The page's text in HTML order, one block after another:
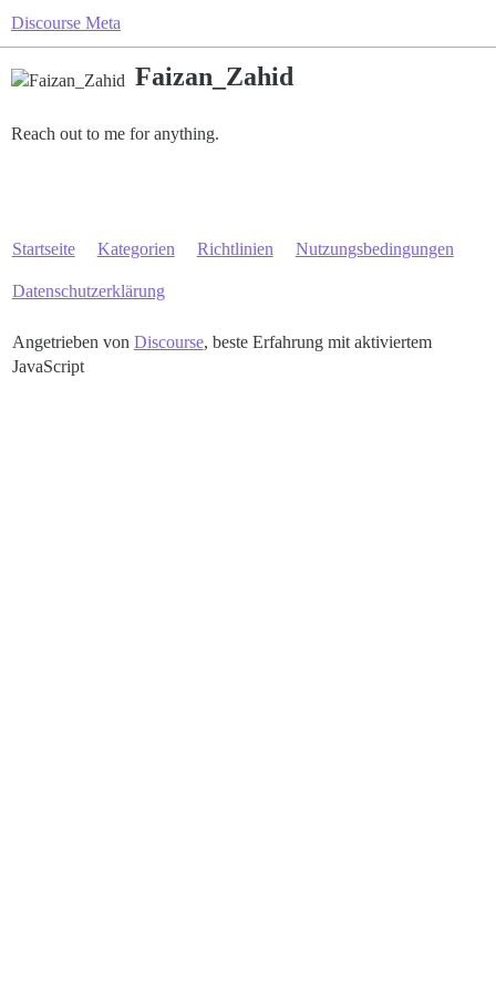
Discourse Meta
Faizan_Zahid
Reach out to me for anything.
Startseite Kategorien Richtlinien Nutzungsbedingungen
Datenschutzerklärung
Angetrieben von Discourse, beste Erfahrung mit aktiviertem
JavaScript